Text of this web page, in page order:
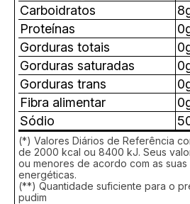
Carboidratos
Proteínas
Gorduras totais
Gorduras saturadas
Gorduras trans
Fibra alimentar
Sódio
(*) Valores Diários de Referência
de 2000 kcal ou 8400 kJ. Seus
ou menores de acordo com as
energéticas.
(**) Quantidade suficiente para o
pudim